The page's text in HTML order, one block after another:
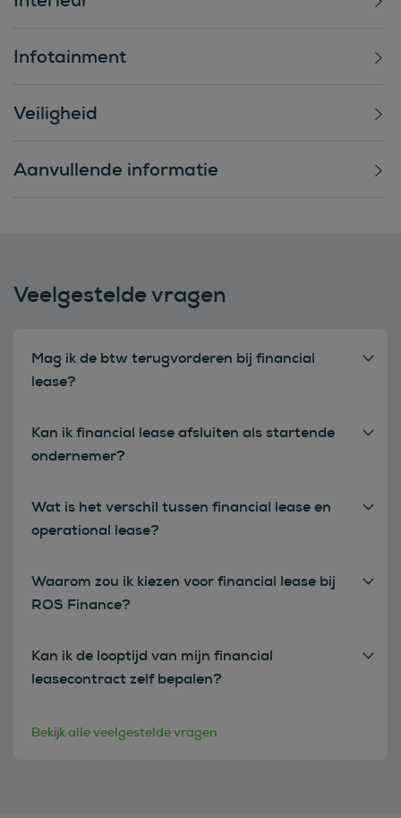
Infotainment
Veiligheid
Aanvullende informatie
Veelgestelde vragen
Mag ik de btw terugvorderen bij financial
lease?
Kan ik financial lease afsluiten als startende
ondernemer?
Wat is het verschil tussen financial lease en
operational lease?
Waarom zou ik kiezen voor financial lease bij
ROS Finance?
Kan ik de looptijd van mijn financial
leasecontract zelf bepalen?
Bekijk alle veelgestelde vragen